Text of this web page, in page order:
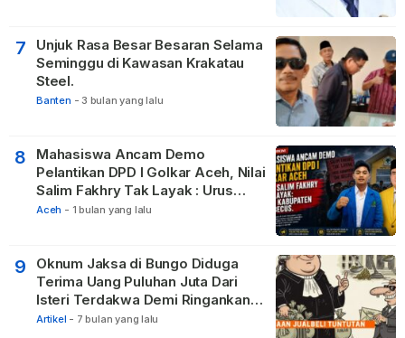
7
Unjuk Rasa Besar Besaran Selama
Seminggu di Kawasan Krakatau
Steel.
Banten - 3 bulan yang lalu
8
Mahasiswa Ancam Demo
Pelantikan DPD I Golkar Aceh, Nilai
Salim Fakhry Tak Layak : Urus
Kabupaten Tak Becus.
Aceh - 1 bulan yang lalu
9
Oknum Jaksa di Bungo Diduga
Terima Uang Puluhan Juta Dari
Isteri Terdakwa Demi Ringankan
Hukuman
Artikel - 7 bulan yang lalu